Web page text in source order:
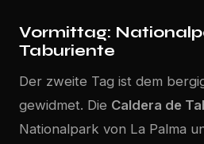
Vormittag:
Taburiente
Der zweite Tag ist dem
gewidmet. Die Caldera de
Nationalpark von La Palma